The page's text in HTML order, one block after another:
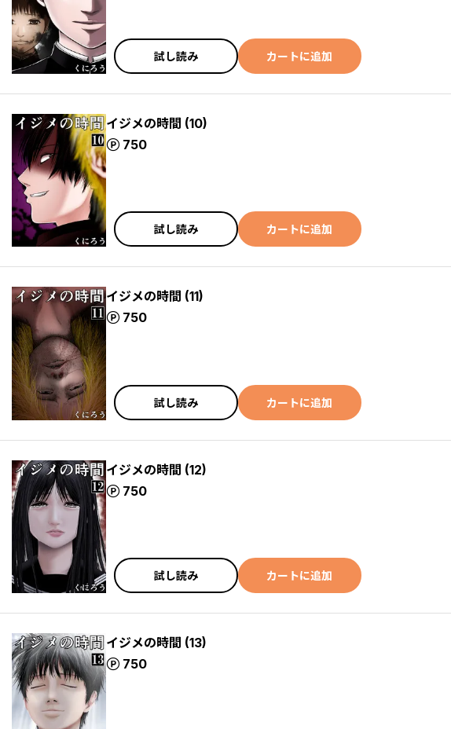
試し読み カートに追加
イジメの時間 (10)
750
ポイント
試し読み カートに追加
イジメの時間 (11)
750
ポイント
試し読み カートに追加
イジメの時間 (12)
750
ポイント
試し読み カートに追加
イジメの時間 (13)
750
ポイント